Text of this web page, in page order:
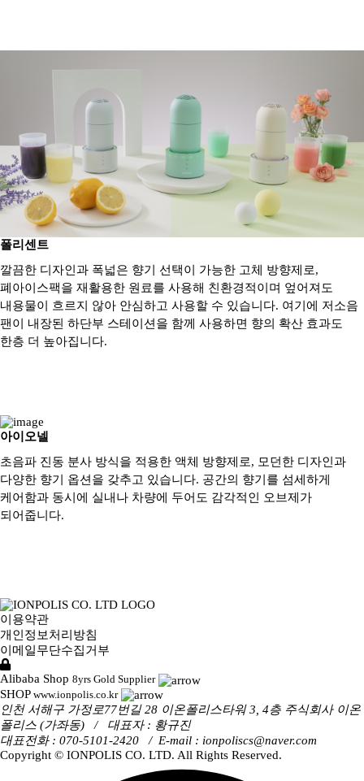
폴리센트
깔끔한 디자인과 폭넓은 향기 선택이 가능한 고체 방향제로,
폐아이스팩을 재활용한 원료를 사용해 친환경적이며 엎어져도
내용물이 흐르지 않아 안심하고 사용할 수 있습니다. 여기에 저소음
팬이 내장된 하단부 스테이션을 함께 사용하면 향의 확산 효과도
한층 더 높아집니다.
아이오넬
초음파 진동 분사 방식을 적용한 액체 방향제로, 모던한 디자인과
다양한 향기 옵션을 갖추고 있습니다. 공간의 향기를 섬세하게
케어함과 동시에 실내나 차량에 두어도 감각적인 오브제가
되어줍니다.
이용약관
개인정보처리방침
이메일무단수집거부
Alibaba Shop 8yrs Gold Supplier
SHOP www.ionpolis.co.kr
인천 서해구 가정로77번길 28 이온폴리스타워 3, 4층 주식회사 이온
폴리스 (가좌동)
/ 대표자 : 황규진
대표전화 : 070-5101-2420 / E-mail : ionpoliscs@naver.com
Copyright © IONPOLIS CO. LTD. All Rights Reserved.